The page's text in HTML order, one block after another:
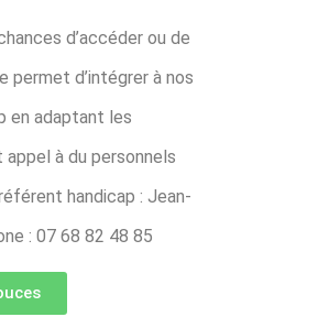
d’accéder ou de
permet d’intégrer à nos
en adaptant les
à du personnels
handicap : Jean-
: 07 68 82 48 85